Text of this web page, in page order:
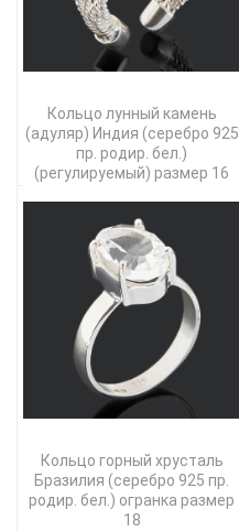
Кольцо лунный камень
(адуляр) Индия (серебро 925
пр. родир. бел.)
(регулируемый) размер 16
Кольцо горный хрусталь
Бразилия (серебро 925 пр.
родир. бел.) огранка размер
18